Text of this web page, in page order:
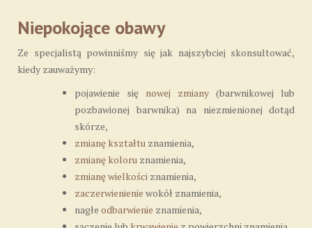
Niepokojące obawy
Ze specjalistą powinniśmy się jak najszybciej skonsultować,
kiedy zauważymy:
pojawienie się nowej zmiany (barwnikowej lub
pozbawionej barwnika) na niezmienionej dotąd
skórze,
zmianę kształtu znamienia,
zmianę koloru znamienia,
zmianę wielkości znamienia,
zaczerwienienie wokół znamienia,
nagłe odbarwienie znamienia,